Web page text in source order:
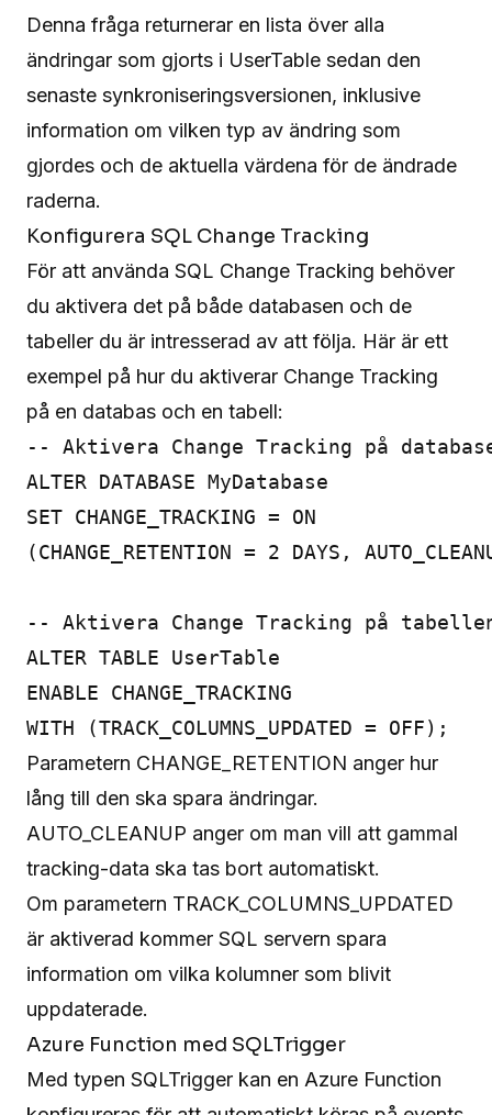
Denna fråga returnerar en lista över alla
ändringar som gjorts i UserTable sedan den
senaste synkroniseringsversionen, inklusive
information om vilken typ av ändring som
gjordes och de aktuella värdena för de ändrade
raderna.
Konfigurera SQL Change Tracking
För att använda SQL Change Tracking behöver
du aktivera det på både databasen och de
tabeller du är intresserad av att följa. Här är ett
exempel på hur du aktiverar Change Tracking
på en databas och en tabell:
-- Aktivera Change Tracking på
ALTER DATABASE MyDatabase
SET CHANGE_TRACKING = ON
(CHANGE_RETENTION = 2 DAYS,
-- Aktivera Change Tracking på
ALTER TABLE UserTable
ENABLE CHANGE_TRACKING
Parametern CHANGE_RETENTION anger hur
lång till den ska spara ändringar.
AUTO_CLEANUP anger om man vill att gammal
tracking-data ska tas bort automatiskt.
Om parametern TRACK_COLUMNS_UPDATED
är aktiverad kommer SQL servern spara
information om vilka kolumner som blivit
uppdaterade.
Azure Function med SQLTrigger
Med typen SQLTrigger kan en Azure Function